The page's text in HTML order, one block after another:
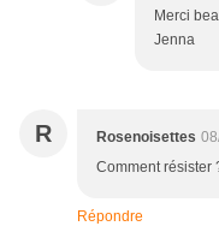
Merci
Jenna
R Rosenoisettes
Comment résister
Répondre